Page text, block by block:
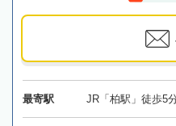
最寄駅 JR「柏駅」徒歩5